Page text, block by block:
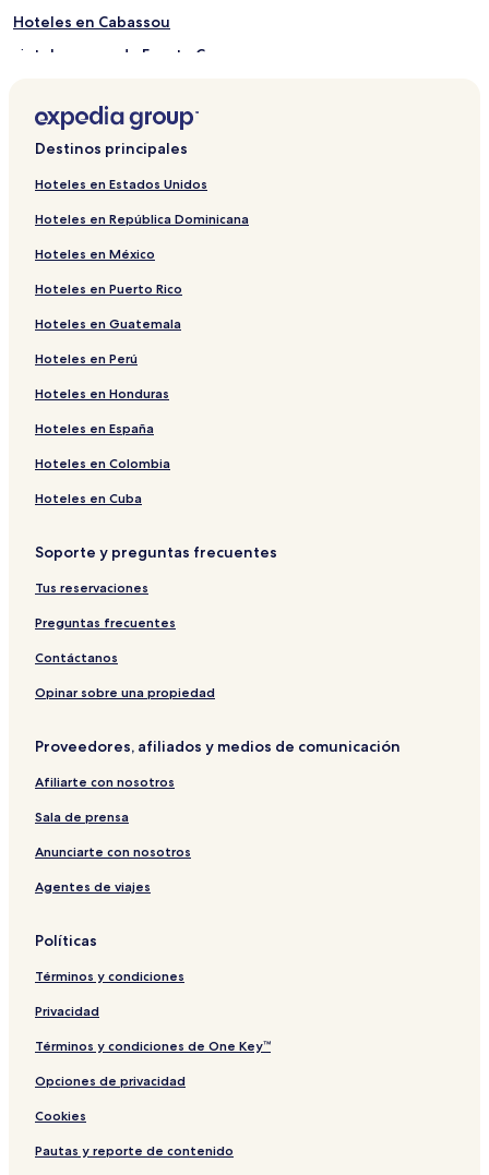
Hoteles en Cabassou
Hoteles cerca de Fuerte Ceperou
Hoteles en Cayena
Hoteles cerca de Hospital de Cayenne
Hoteles cerca de Museo Alexandre-Franconie
Hoteles cerca de Asociación Chou Ai
Hoteles cerca de Mercado Central
Hoteles cerca de Sendero del Rorota
Destinos principales
Hoteles en Estados Unidos
Hoteles en República Dominicana
Hoteles en México
Hoteles en Puerto Rico
Hoteles en Guatemala
Hoteles en Perú
Hoteles en Honduras
Hoteles en España
Hoteles en Colombia
Hoteles en Cuba
Soporte y preguntas frecuentes
Tus reservaciones
Preguntas frecuentes
Contáctanos
Opinar sobre una propiedad
Proveedores, afiliados y medios de comunicación
Afiliarte con nosotros
Sala de prensa
Anunciarte con nosotros
Agentes de viajes
Políticas
Términos y condiciones
Privacidad
Términos y condiciones de One Key™
Opciones de privacidad
Cookies
Pautas y reporte de contenido